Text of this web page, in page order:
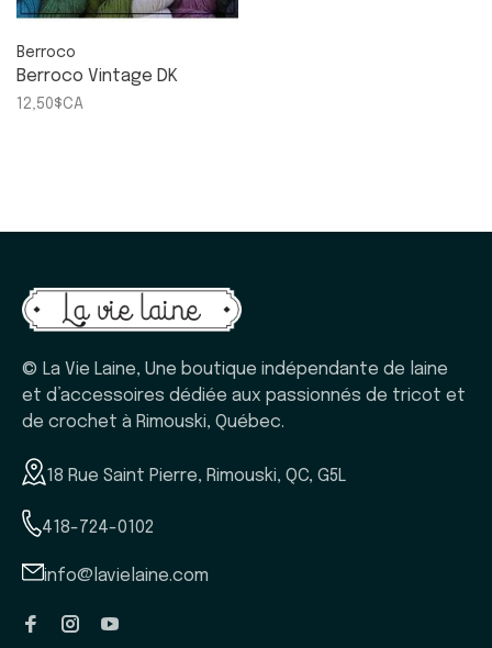
Berroco
Berroco Vintage DK
12,50$CA
© La Vie Laine, Une boutique indépendante de laine
et d’accessoires dédiée aux passionnés de tricot et
de crochet à Rimouski, Québec.
18 Rue Saint Pierre, Rimouski, QC, G5L
418-724-0102
info@lavielaine.com